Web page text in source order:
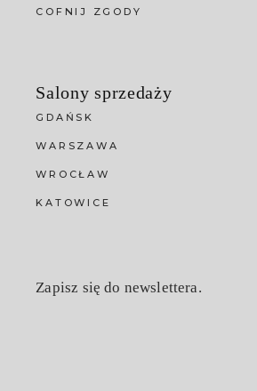
COFNIJ ZGODY
Salony sprzedaży
GDAŃSK
WARSZAWA
WROCŁAW
KATOWICE
Zapisz się do newslettera.